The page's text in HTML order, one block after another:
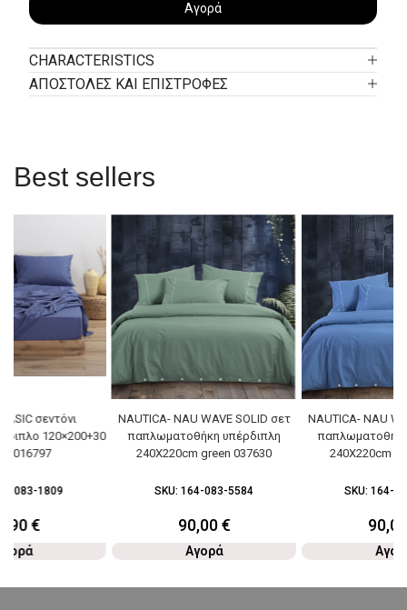
Αγορά
CHARACTERISTICS
ΑΠΟΣΤΟΛΕΣ ΚΑΙ ΕΠΙΣΤΡΟΦΕΣ
Best sellers
σεντόνι
120×200+30
016797
083-1809
€
NAUTICA- NAU WAVE SOLID σετ
παπλωματοθήκη υπέρδιπλη
240X220cm green 037630
SKU: 164-083-5584
90,00€
Αγορά
NAUTICA- NAU
240X220cm
SKU: 164-